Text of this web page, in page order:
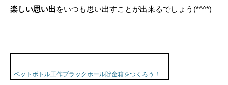
楽しい思い出をいつも思い出すことが出来るでしょう(*^^*)
ペットボトル工作ブラックホール貯金箱をつくろう！